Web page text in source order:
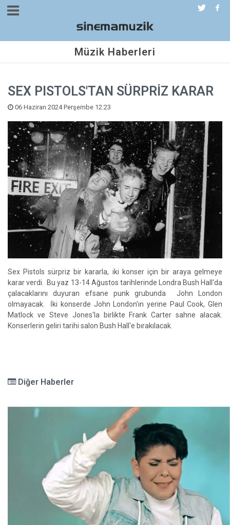
Müzik Haberleri
SEX PISTOLS'TAN SÜRPRİZ KARAR
06 Haziran 2024 Perşembe 12:23
Sex Pistols sürpriz bir kararla, iki konser için bir araya gelmeye
karar verdi. Bu yaz 13-14 Ağustos tarihlerinde Londra Bush Hall'da
çalacaklarını duyuran efsane punk grubunda John London
olmayacak. İki konserde John London'ın yerine Paul Cook, Glen
Matlock ve Steve Jones'la birlikte Frank Carter sahne alacak.
Konserlerin geliri tarihi salon Bush Hall'e bırakılacak.
Diğer Haberler